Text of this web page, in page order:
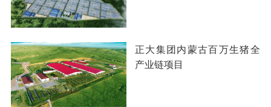
正大集团内蒙古百万生猪全
产业链项目